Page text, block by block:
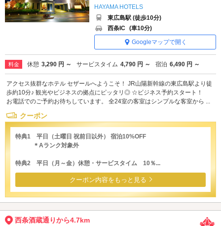
HAYAMA HOTELS
東広島駅 (徒歩10分)
西条IC (車10分)
Googleマップで開く
料金 休憩 3,290 円 ～ サービスタイム 4,790 円 ～ 宿泊 6,490 円 ～
アクセス抜群なホテル セザールへようこそ！ JR山陽新幹線の東広島駅より徒
歩約10分♪ 観光やビジネスの拠点にピッタリ◎ ☆ビジネス予約スタート！
お電話でのご予約お待ちしています。 全24室の客室はシンプルな客室から ...
クーポン
特典1 平日（土曜日 祝前日以外） 宿泊10%OFF
＊Aランク対象外
特典2 平日（月～金）休憩・サービスタイム 10％...
クーポン内容をもっと見る
西条酒蔵通りから4.7km